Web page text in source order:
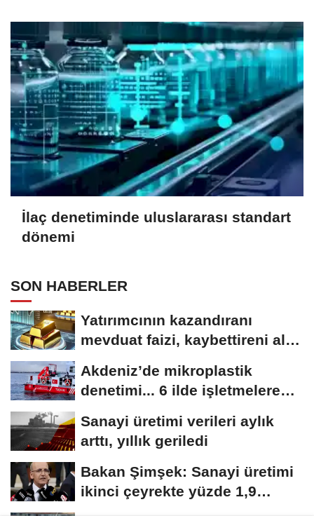
İlaç denetiminde uluslararası standart
dönemi
SON HABERLER
Yatırımcının kazandıranı
mevduat faizi, kaybettireni altın
Akdeniz’de mikroplastik
denetimi... 6 ilde işletmelere
Sanayi üretimi verileri aylık
arttı, yıllık geriledi
Bakan Şimşek: Sanayi üretimi
ikinci çeyrekte yüzde 1,9